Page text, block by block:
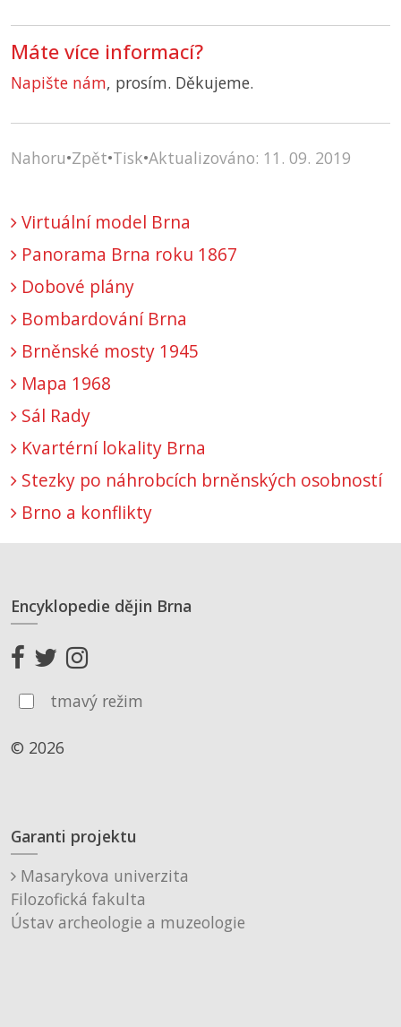
Máte více informací?
Napište nám, prosím. Děkujeme.
Nahoru•Zpět•Tisk•Aktualizováno: 11. 09. 2019
Virtuální model Brna
Panorama Brna roku 1867
Dobové plány
Bombardování Brna
Brněnské mosty 1945
Mapa 1968
Sál Rady
Kvartérní lokality Brna
Stezky po náhrobcích brněnských osobností
Brno a konflikty
Encyklopedie dějin Brna
tmavý režim
© 2026
Garanti projektu
Masarykova univerzita
Filozofická fakulta
Ústav archeologie a muzeologie